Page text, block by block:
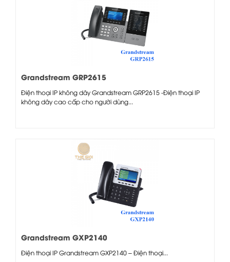
Grandstream GRP2615
Điện thoại IP không dây Grandstream GRP2615 -Điện thoại IP
không dây cao cấp cho người dùng...
Grandstream GXP2140
Điện thoại IP Grandstream GXP2140 – Điện thoại...